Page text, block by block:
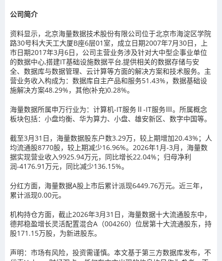
公司简介
资料显示，北京海量数据技术股份有限公司位于北京市海淀区学院
路30号科大天工大厦B座6层01室，成立日期2007年7月30日，上
市日期2017年3月6日，公司主营业务涉及针对大中型企事业单位
的数据中心,搭建IT基础设施数据平台,提供相关的数据存储与安
全、数据库与数据管理、云计算等方面的解决方案和技术服务。主
营业务收入构成为：数据库自主产品和服务51.43%，数据基础设
施解决方案48.29%，其他(补充)0.28%。
海量数据所属申万行业为：计算机-IT服务Ⅱ-IT服务Ⅲ。所属概念
板块包括：小盘均衡、华为算力、小盘、雄安新区、数字中国等。
截至3月31日，海量数据股东户数3.29万，较上期增加20.43%；人
均流通股8770股，较上期减少16.96%。2026年1月-3月，海量数
据实现营业收入9925.94万元，同比增长22.04%；归母净利
润-4176.91万元，同比减少136.15%。
分红方面，海量数据A股上市后累计派现6449.76万元。近三年，
累计派现0.00元。
机构持仓方面，截止2026年3月31日，海量数据十大流通股东中，
德邦稳盈增长灵活配置混合A（004260）位居第十大流通股东，持
股171.15万股，为新进股东。
声明：市场有风险，投资需谨慎。本文基于第三方数据库发布，不